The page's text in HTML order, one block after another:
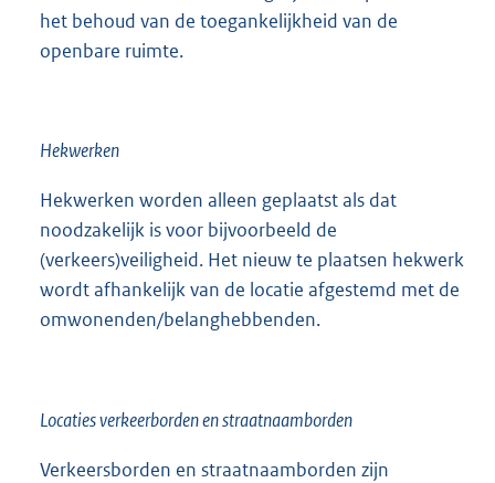
het behoud van de toegankelijkheid van de
openbare ruimte.
Hekwerken
Hekwerken worden alleen geplaatst als dat
noodzakelijk is voor bijvoorbeeld de
(verkeers)veiligheid. Het nieuw te plaatsen hekwerk
wordt afhankelijk van de locatie afgestemd met de
omwonenden/belanghebbenden.
Locaties verkeerborden en straatnaamborden
Verkeersborden en straatnaamborden zijn